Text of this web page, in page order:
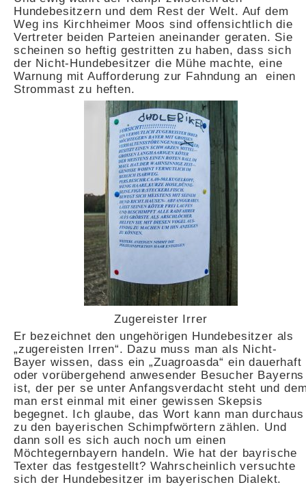
Hundebesitzern und dem Rest der Welt. Auf dem
Weg ins Kirchheimer Moos sind offensichtlich die
Vertreter beiden Parteien aneinander geraten. Sie
scheinen so heftig gestritten zu haben, dass sich
der Nicht-Hundebesitzer die Mühe machte, eine
Warnung mit Aufforderung zur Fahndung an einen
Strommast zu heften.
Zugereister Irrer
Er bezeichnet den ungehörigen Hundebesitzer als
„zugereisten Irren“. Dazu muss man als Nicht-
Bayer wissen, dass ein „Zuagroasda“ ein dauerhaft
oder vorübergehend anwesender Besucher Bayerns
ist, der per se unter Anfangsverdacht steht und
man erst einmal mit einer gewissen Skepsis
begegnet. Ich glaube, das Wort kann man durchaus
zu den bayerischen Schimpfwörtern zählen. Und
dann soll es sich auch noch um einen
Möchtegernbayern handeln. Wie hat der bayrische
Texter das festgestellt? Wahrscheinlich versuchte
sich der Hundebesitzer im bayerischen Dialekt.